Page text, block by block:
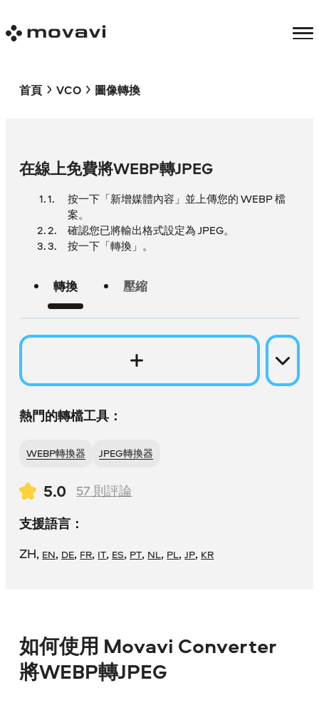
首頁 VCO 圖像轉換
在線上免費將WEBP轉JPEG
按一下「新增媒體內容」並上傳您的 WEBP 檔
案。
確認您已將輸出格式設定為 JPEG。
按一下「轉換」。
轉換 壓縮
熱門的轉檔工具：
WEBP轉換器 JPEG轉換器
5.0 57 則評論
支援語言：
ZH, EN, DE, FR, IT, ES, PT, NL, PL,JP, KR
如何使用 Movavi Converter
將WEBP轉JPEG